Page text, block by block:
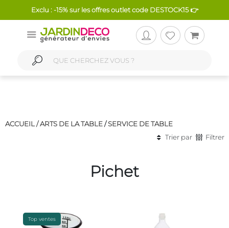
Exclu : -15% sur les offres outlet code DESTOCK15 👉
ACCUEIL /ARTS DE LA TABLE/SERVICE DE TABLE
Trier par
Filtrer
Pichet
Top ventes